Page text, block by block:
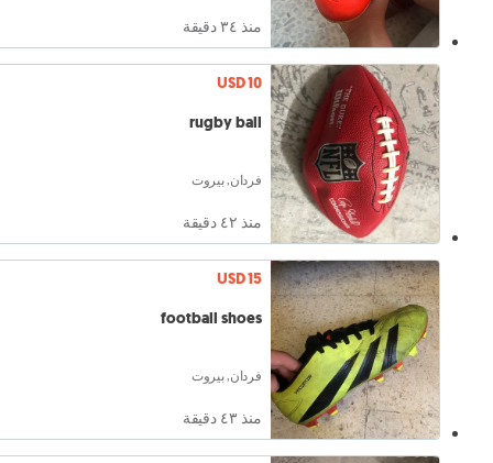
منذ ٣٤ دقيقة
USD 10
rugby ball
فردان, بيروت
منذ ٤٢ دقيقة
USD 15
football shoes
فردان, بيروت
منذ ٤٣ دقيقة